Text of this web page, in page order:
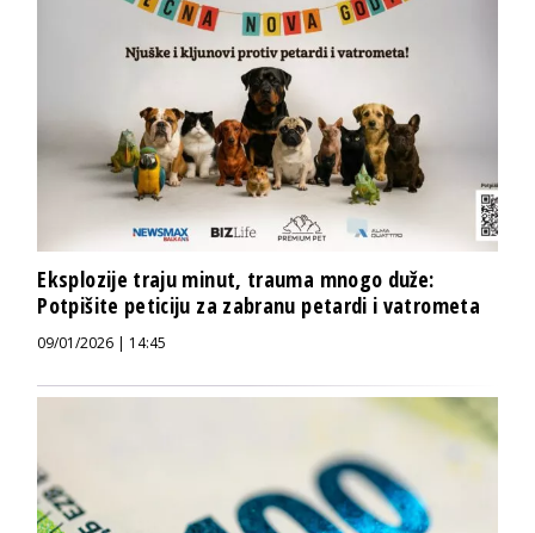
Eksplozije traju minut, trauma mnogo duže:
Potpišite peticiju za zabranu petardi i vatrometa
09/01/2026 | 14:45